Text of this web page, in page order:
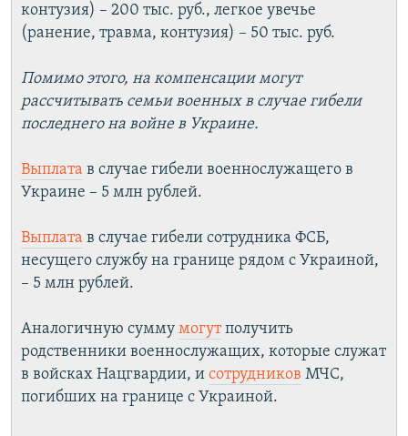
контузия) – 200 тыс. руб., легкое увечье
(ранение, травма, контузия) – 50 тыс. руб.
Помимо этого, на компенсации могут
рассчитывать семьи военных в случае гибели
последнего на войне в Украине.
Выплата в случае гибели военнослужащего в
Украине – 5 млн рублей.
Выплата в случае гибели сотрудника ФСБ,
несущего службу на границе рядом с Украиной,
– 5 млн рублей.
Аналогичную сумму могутполучить
родственники военнослужащих, которые служат
в войсках Нацгвардии, и сотрудников МЧС,
погибших на границе с Украиной.